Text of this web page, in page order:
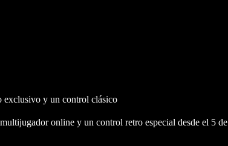
exclusivo y un control clásico
online y un control retro especial desde el 5 de